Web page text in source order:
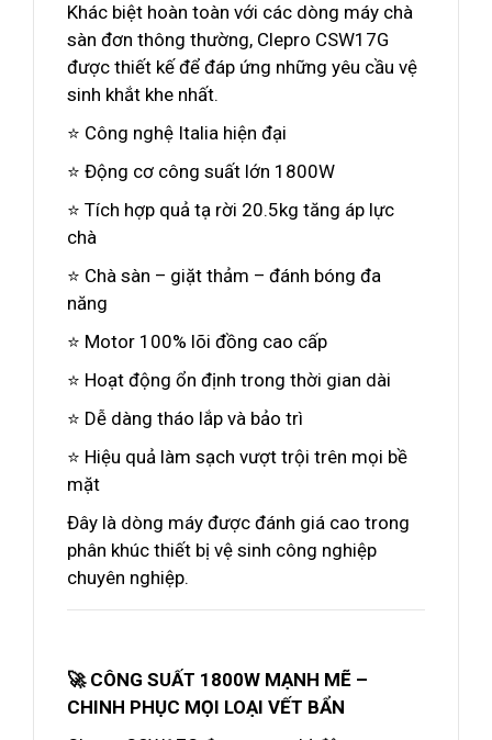
Khác biệt hoàn toàn với các dòng máy chà
sàn đơn thông thường, Clepro CSW17G
được thiết kế để đáp ứng những yêu cầu vệ
sinh khắt khe nhất.
⭐ Công nghệ Italia hiện đại
⭐ Động cơ công suất lớn 1800W
⭐ Tích hợp quả tạ rời 20.5kg tăng áp lực
chà
⭐ Chà sàn – giặt thảm – đánh bóng đa
năng
⭐ Motor 100% lõi đồng cao cấp
⭐ Hoạt động ổn định trong thời gian dài
⭐ Dễ dàng tháo lắp và bảo trì
⭐ Hiệu quả làm sạch vượt trội trên mọi bề
mặt
Đây là dòng máy được đánh giá cao trong
phân khúc thiết bị vệ sinh công nghiệp
chuyên nghiệp.
🚀 CÔNG SUẤT 1800W MẠNH MẼ –
CHINH PHỤC MỌI LOẠI VẾT BẨN